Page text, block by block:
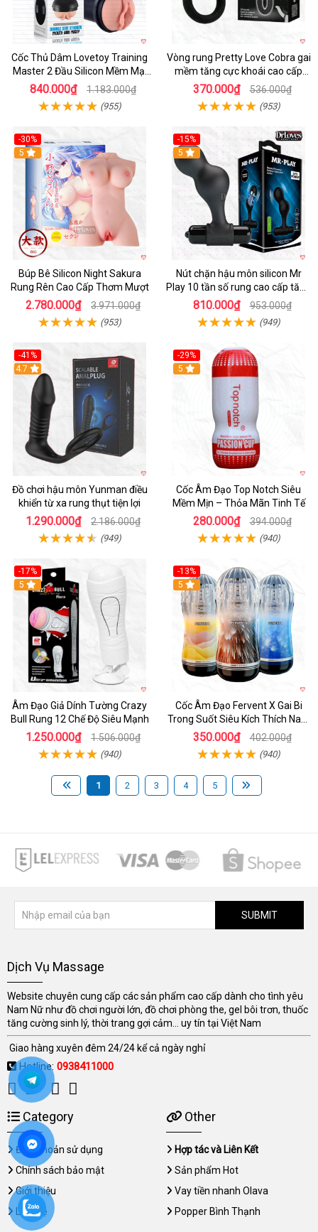
Cốc Thủ Dâm Lovetoy Training
Master 2 Đầu Silicon Mềm Mại
Tiện Lợi
840.000₫ 1.183.000₫
(955)
Vòng rung Pretty Love Cobra gai
mềm tăng cực khoái cao cấp
chính hãng
370.000₫ 536.000₫
(953)
-30%
Hot
5
Búp Bê Silicon Night Sakura
Rung Rên Cao Cấp Thơm Mượt
2.780.000₫ 3.971.000₫
(953)
-15%
Hot
5
Nút chặn hậu môn silicon Mr
Play 10 tần số rung cao cấp tăng
khoái cảm
810.000₫ 953.000₫
(949)
-41%
Hot
4.7
Đồ chơi hậu môn Yunman điều
khiển từ xa rung thụt tiện lợi
1.290.000₫ 2.186.000₫
(949)
-29%
5
Cốc Âm Đạo Top Notch Siêu
Mềm Mịn – Thỏa Mãn Tinh Tế
280.000₫ 394.000₫
(940)
-17%
5
Âm Đạo Giả Dính Tường Crazy
Bull Rung 12 Chế Độ Siêu Mạnh
1.250.000₫ 1.506.000₫
(940)
-13%
Hot
5
Cốc Âm Đạo Fervent X Gai Bi
Trong Suốt Siêu Kích Thích Nam
Giới
350.000₫ 402.000₫
(940)
1 2 3 4 5
SUBMIT
Dịch Vụ Massage
Website chuyên cung cấp các sản phẩm cao cấp dành cho tình yêu
Nam Nữ như đồ chơi người lớn, đồ chơi phòng the, gel bôi trơn, thuốc
tăng cường sinh lý, thời trang gợi cảm... uy tín tại Việt Nam
Giao hàng xuyên đêm 24/24 kể cả ngày nghỉ
Hotline: 0938411000
Category
Điều khoản sử dụng
Chính sách bảo mật
Giới thiệu
Liên hệ
Other
Hợp tác và Liên Kết
Sản phẩm Hot
Vay tiền nhanh Olava
Popper Bình Thạnh